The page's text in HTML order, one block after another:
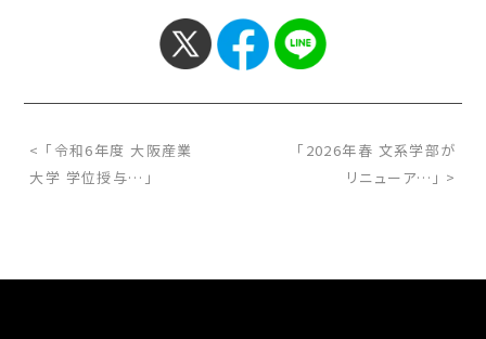
< 「令和6年度 大阪産業
大学 学位授与…」
「2026年春 文系学部が
リニューア…」 >